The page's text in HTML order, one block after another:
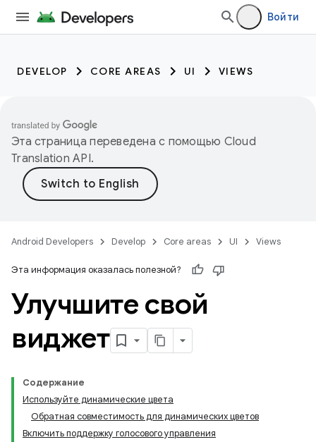
Войти
DEVELOP CORE AREAS UI VIEWS
Эта страница переведена с помощью Cloud
Translation API.
Android Developers Develop Core areas UI Views
Эта информация оказалась полезной?
Улучшите свой
виджет
Содержание
Используйте динамические цвета
Обратная совместимость для динамических цветов
Включить поддержку голосового управления